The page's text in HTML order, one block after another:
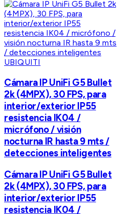
UBIQUITI
Cámara IP UniFi G5 Bullet
2k (4MPX), 30 FPS, para
interior/exterior IP55
resistencia IK04 /
micrófono / visión
nocturna IR hasta 9 mts /
detecciones inteligentes
Cámara IP UniFi G5 Bullet
2k (4MPX), 30 FPS, para
interior/exterior IP55
resistencia IK04 /